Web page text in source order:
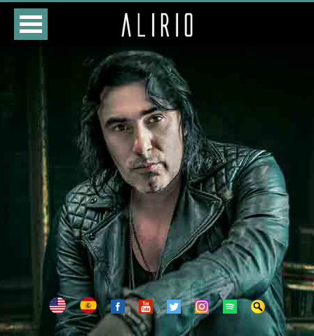
CURSO
AGENDA
BIOGRAFIA
DISCOGRAFIA
FOTOS
VÍDEOS
CONTATOS